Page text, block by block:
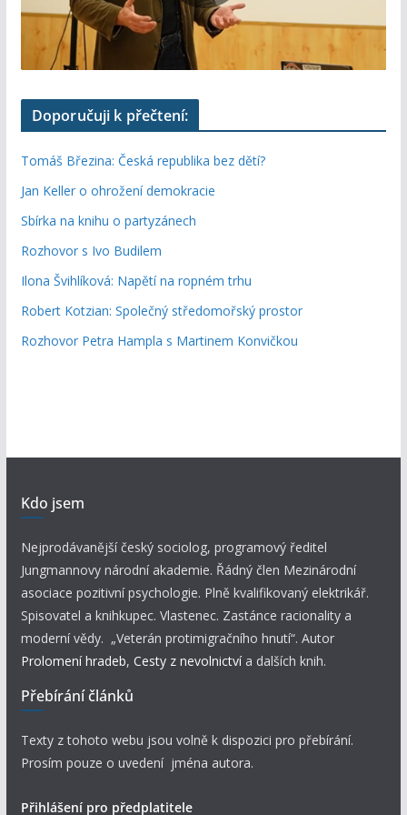
Doporučuji k přečtení:
Tomáš Březina: Česká republika bez dětí?
Jan Keller o ohrožení demokracie
Sbírka na knihu o partyzánech
Rozhovor s Ivo Budilem
Ilona Švihlíková: Napětí na ropném trhu
Robert Kotzian: Společný středomořský prostor
Rozhovor Petra Hampla s Martinem Konvičkou
Kdo jsem
Nejprodávanější český sociolog, programový ředitel
Jungmannovy národní akademie. Řádný člen Mezinárodní
asociace pozitivní psychologie. Plně kvalifikovaný elektrikář.
Spisovatel a knihkupec. Vlastenec. Zastánce racionality a
moderní vědy. „Veterán protimigračního hnutí“. Autor
Prolomení hradeb, Cesty z nevolnictví a dalších knih.
Přebírání článků
Texty z tohoto webu jsou volně k dispozici pro přebírání.
Prosím pouze o uvedení jména autora.
Přihlášení pro předplatitele